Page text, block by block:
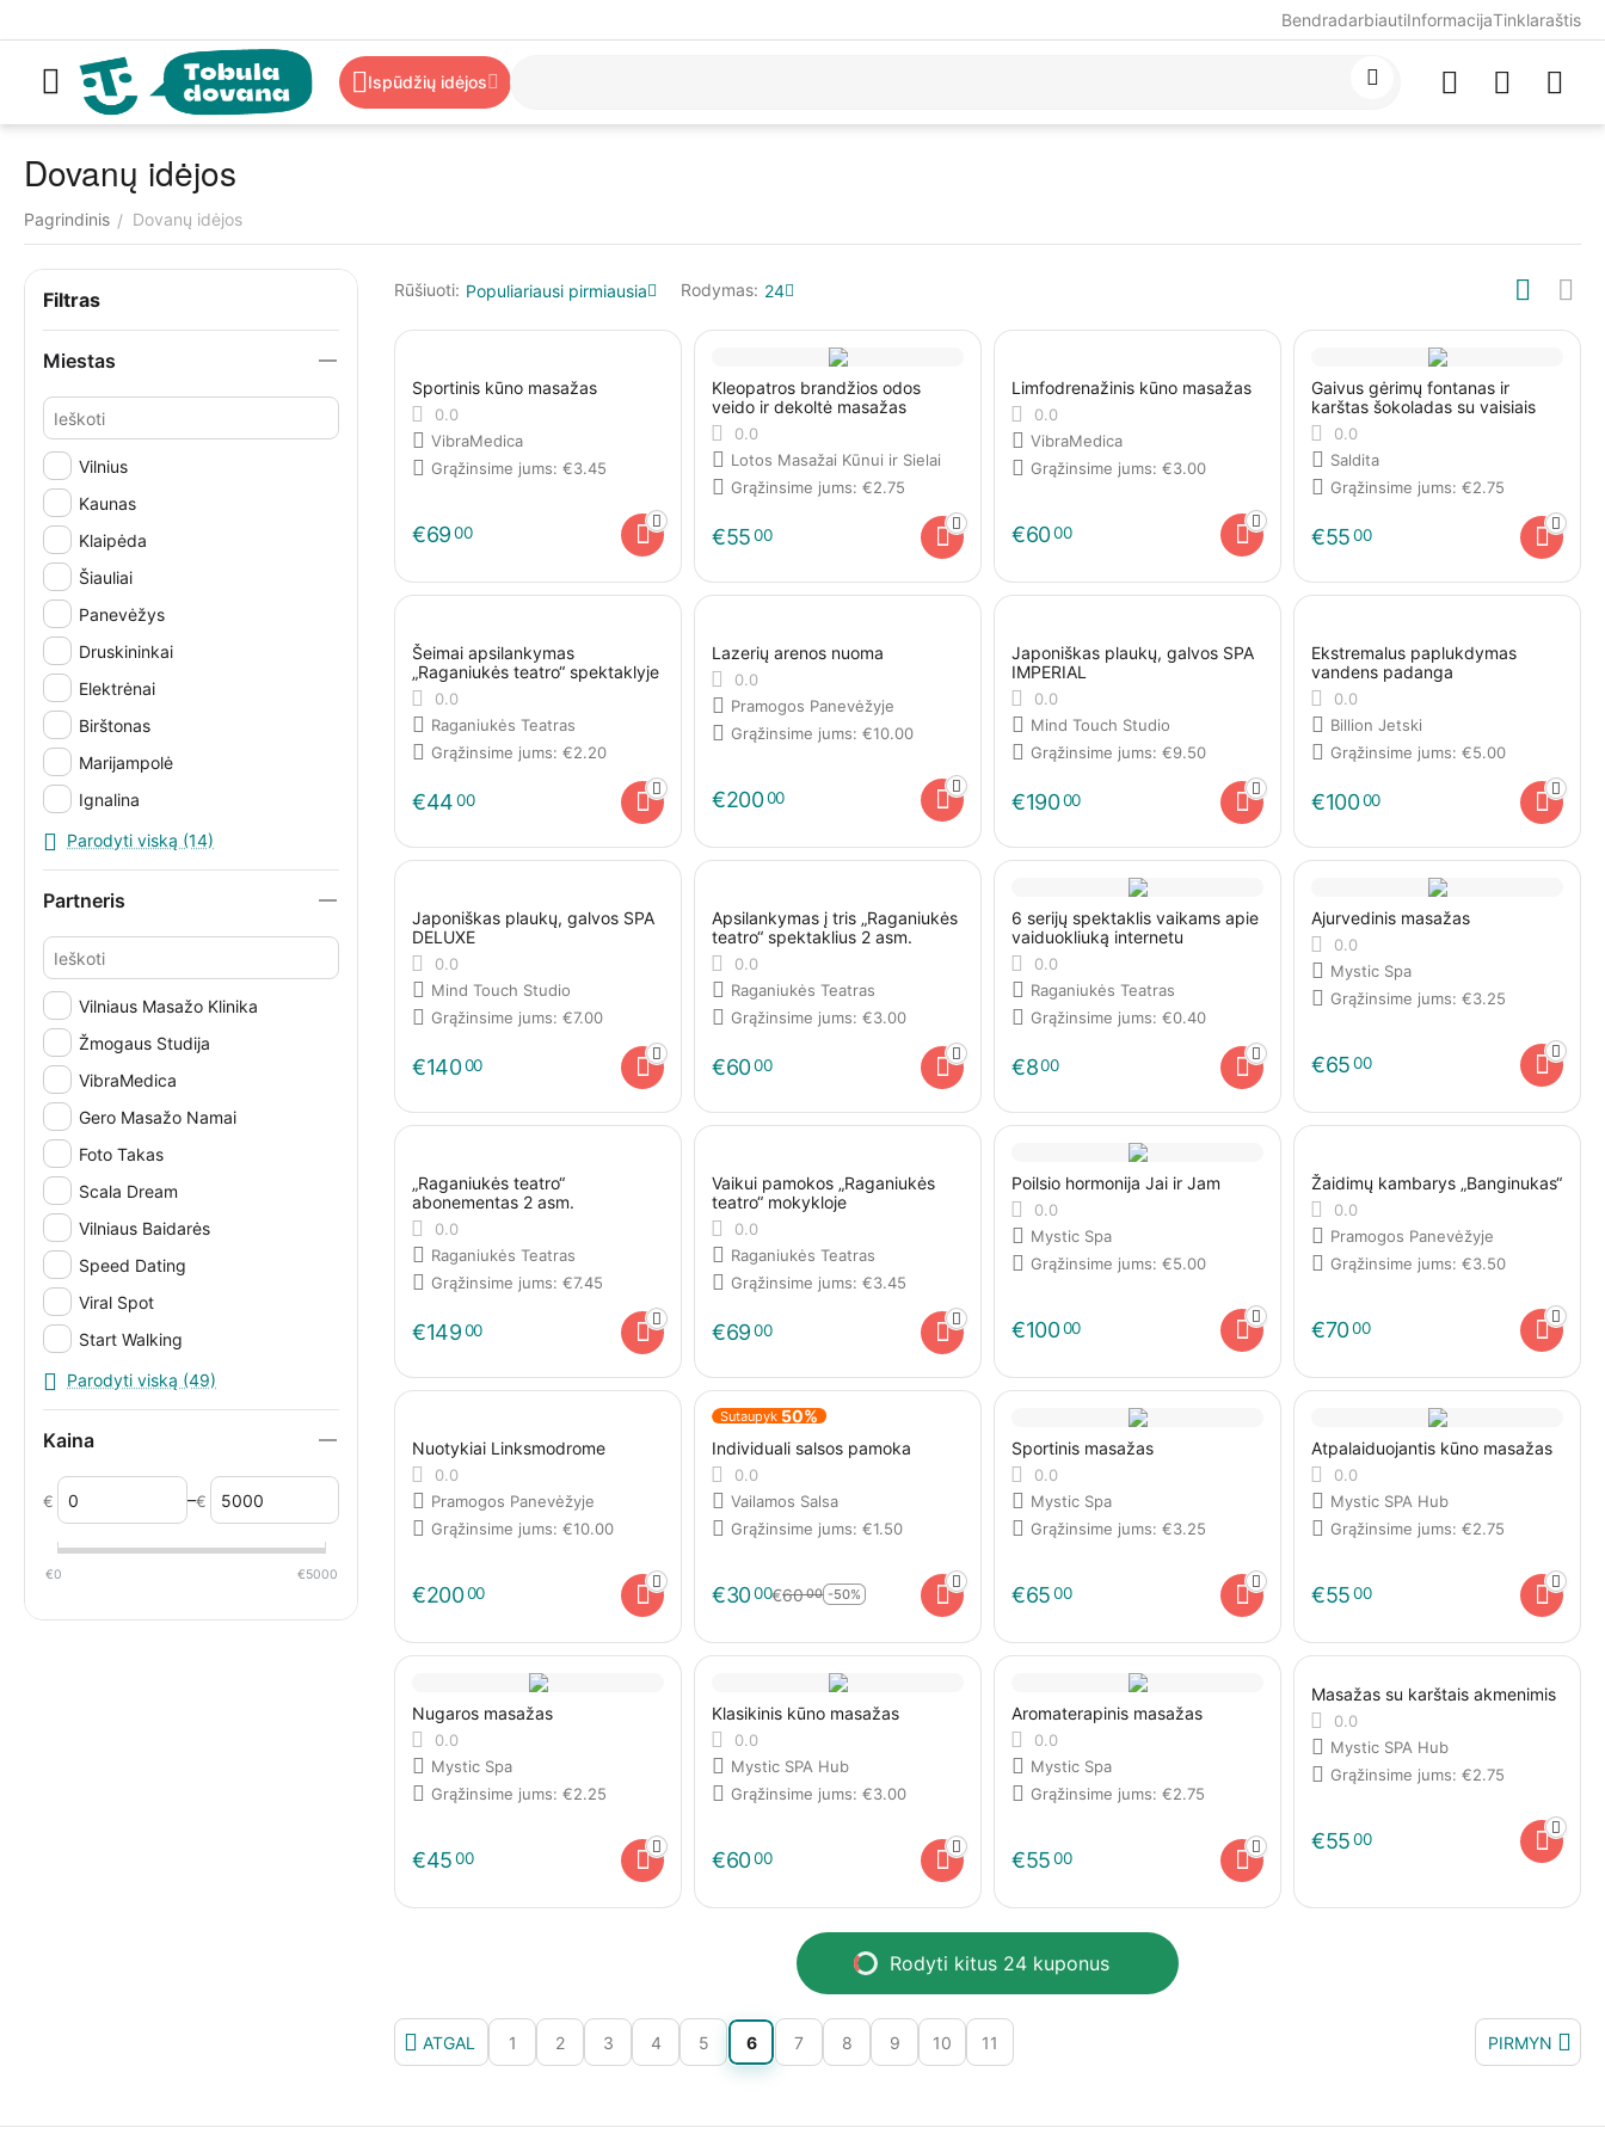
BendradarbiautiInformacijaTinklaraštis
Ispūdžių idėjos
Dovanų idėjos
Pagrindinis / Dovanų idėjos
Rūšiuoti: Populiariausi pirmiausia Rodymas: 24
Sportinis kūno masažas
0.0
VibraMedica
Grąžinsime jums: €3.45
€6900
Kleopatros brandžios odos
veido ir dekoltė masažas
0.0
Lotos Masažai Kūnui ir Sielai
Grąžinsime jums: €2.75
€5500
Limfodrenažinis kūno masažas
0.0
VibraMedica
Grąžinsime jums: €3.00
€6000
Gaivus gėrimų fontanas ir
karštas šokoladas su vaisiais
0.0
Saldita
Grąžinsime jums: €2.75
€5500
Šeimai apsilankymas
„Raganiukės teatro“ spektaklyje
0.0
Raganiukės Teatras
Grąžinsime jums: €2.20
€4400
Lazerių arenos nuoma
0.0
Pramogos Panevėžyje
Grąžinsime jums: €10.00
€20000
Japoniškas plaukų, galvos SPA
IMPERIAL
0.0
Mind Touch Studio
Grąžinsime jums: €9.50
€19000
Ekstremalus paplukdymas
vandens padanga
0.0
Billion Jetski
Grąžinsime jums: €5.00
€10000
Japoniškas plaukų, galvos SPA
DELUXE
0.0
Mind Touch Studio
Grąžinsime jums: €7.00
€14000
Apsilankymas į tris „Raganiukės
teatro“ spektaklius 2 asm.
0.0
Raganiukės Teatras
Grąžinsime jums: €3.00
€6000
6 serijų spektaklis vaikams apie
vaiduokliuką internetu
0.0
Raganiukės Teatras
Grąžinsime jums: €0.40
€800
Ajurvedinis masažas
0.0
Mystic Spa
Grąžinsime jums: €3.25
€6500
„Raganiukės teatro“
abonementas 2 asm.
0.0
Raganiukės Teatras
Grąžinsime jums: €7.45
€14900
Vaikui pamokos „Raganiukės
teatro“ mokykloje
0.0
Raganiukės Teatras
Grąžinsime jums: €3.45
€6900
Poilsio hormonija Jai ir Jam
0.0
Mystic Spa
Grąžinsime jums: €5.00
€10000
Žaidimų kambarys „Banginukas“
0.0
Pramogos Panevėžyje
Grąžinsime jums: €3.50
€7000
Nuotykiai Linksmodrome
0.0
Pramogos Panevėžyje
Grąžinsime jums: €10.00
€20000
Sutaupyk 50%
Individuali salsos pamoka
0.0
Vailamos Salsa
Grąžinsime jums: €1.50
€3000€6000 -50%
Sportinis masažas
0.0
Mystic Spa
Grąžinsime jums: €3.25
€6500
Atpalaiduojantis kūno masažas
0.0
Mystic SPA Hub
Grąžinsime jums: €2.75
€5500
Nugaros masažas
0.0
Mystic Spa
Grąžinsime jums: €2.25
€4500
Klasikinis kūno masažas
0.0
Mystic SPA Hub
Grąžinsime jums: €3.00
€6000
Aromaterapinis masažas
0.0
Mystic Spa
Grąžinsime jums: €2.75
€5500
Masažas su karštais akmenimis
0.0
Mystic SPA Hub
Grąžinsime jums: €2.75
€5500
Rodyti kitus 24 kuponus
ATGAL 1 2 3 4 5 6 7 8 9 10 11 PIRMYN
Filtras
Miestas
Vilnius
Kaunas
Klaipėda
Šiauliai
Panevėžys
Druskininkai
Elektrėnai
Birštonas
Marijampolė
Ignalina
Šilutė
Visi miestai
El. parduotuvė
Iš namų
Parodyti viską (14)
Partneris
Vilniaus Masažo Klinika
Žmogaus Studija
VibraMedica
Gero Masažo Namai
Foto Takas
Scala Dream
Vilniaus Baidarės
Speed Dating
Viral Spot
Start Walking
Molainių Žirgynas
MV Comics
Šokoladinė
Rūta Reiki Mercar
Lotos Masažai Kūnui ir Sielai
Parodyti viską (49)
Kaina
€ –€
€0 €5000